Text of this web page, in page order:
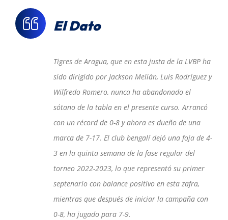
El Dato
Tigres de Aragua, que en esta justa de la LVBP ha
sido dirigido por Jackson Melián, Luis Rodríguez y
Wilfredo Romero, nunca ha abandonado el
sótano de la tabla en el presente curso. Arrancó
con un récord de 0-8 y ahora es dueño de una
marca de 7-17. El club bengalí dejó una foja de 4-
3 en la quinta semana de la fase regular del
torneo 2022-2023, lo que representó su primer
septenario con balance positivo en esta zafra,
mientras que después de iniciar la campaña con
0-8, ha jugado para 7-9.